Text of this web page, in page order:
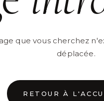
que vous cherchez
déplacée.
RETOUR À